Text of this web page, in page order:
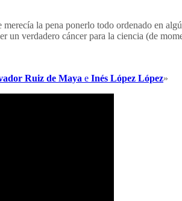
la pena ponerlo todo ordenado en
un verdadero cáncer para la ciencia (de
Ruiz de Maya e Inés López López»